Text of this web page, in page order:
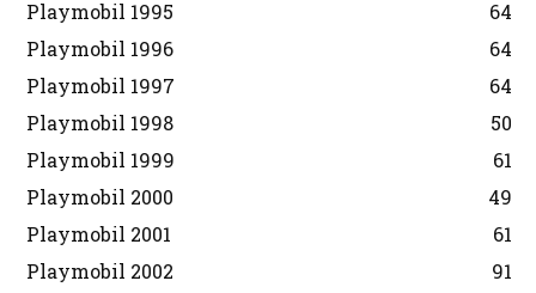
Playmobil 1995
64
Playmobil 1996
64
Playmobil 1997
64
Playmobil 1998
50
Playmobil 1999
61
Playmobil 2000
49
Playmobil 2001
61
Playmobil 2002
91